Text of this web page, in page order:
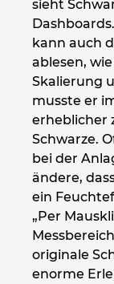
sieht
kann auch
ablesen,
Skalierung
musste er
erheblicher
Schwarze.
bei der
ändere,
ein
„Per
originale
enorme